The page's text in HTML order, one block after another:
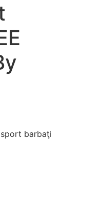
barbaţi